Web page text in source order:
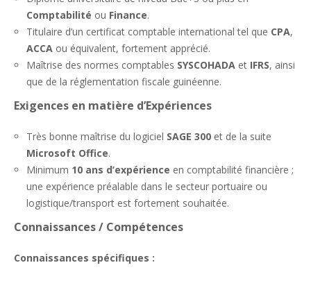
Comptabilité ou Finance.
Titulaire d’un certificat comptable international tel que CPA,
ACCA ou équivalent, fortement apprécié.
Maîtrise des normes comptables SYSCOHADA et IFRS, ainsi
que de la réglementation fiscale guinéenne.
Exigences en matière d’Expériences
Très bonne maîtrise du logiciel SAGE 300 et de la suite
Microsoft Office.
Minimum 10 ans d’expérience en comptabilité financière ;
une expérience préalable dans le secteur portuaire ou
logistique/transport est fortement souhaitée.
Connaissances / Compétences
Connaissances spécifiques :